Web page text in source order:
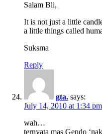
Salam Bli,
It is not just a little
a little things called
Suksma
Reply
gta. says:
July 14, 2010 at 1:34 pm
wah…
ternyata mas Gendo